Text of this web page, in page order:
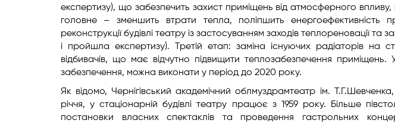
експертизу), що забезпечить захист приміщень від атмосферного впливу,
головне – зменшить втрати тепла, поліпшить енергоефективність
реконструкції будівлі театру із застосуванням заходів теплореновації та
і пройшла експертизу). Третій етап: заміна існуючих радіаторів на
відбивачів, що має відчутно підвищити теплозабезпечення
забезпечення, можна виконати у період до 2020 року.
Як відомо, Чернігівський академічний облмуздрамтеатр ім.
річчя, у стаціонарній будівлі театру працює з 1959 року. Більше
постановки власних спектаклів та проведення гастрольних